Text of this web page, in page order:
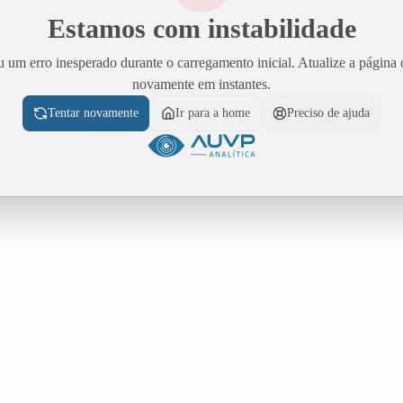
Estamos com instabilidade
um erro inesperado durante o carregamento inicial. Atualize a página
novamente em instantes.
Tentar novamente Ir para a home Preciso de ajuda